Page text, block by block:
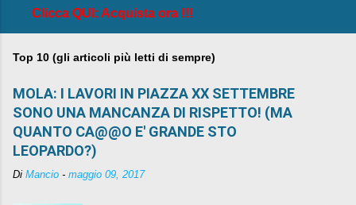
Clicca QUI: Acquista ora !!!
Top 10 (gli articoli più letti di sempre)
MOLA: I LAVORI IN PIAZZA XX SETTEMBRE
SONO UNA MANCANZA DI RISPETTO! (MA
QUANTO CA@@O E' GRANDE STO
LEOPARDO?)
Di Mancio - maggio 09, 2017